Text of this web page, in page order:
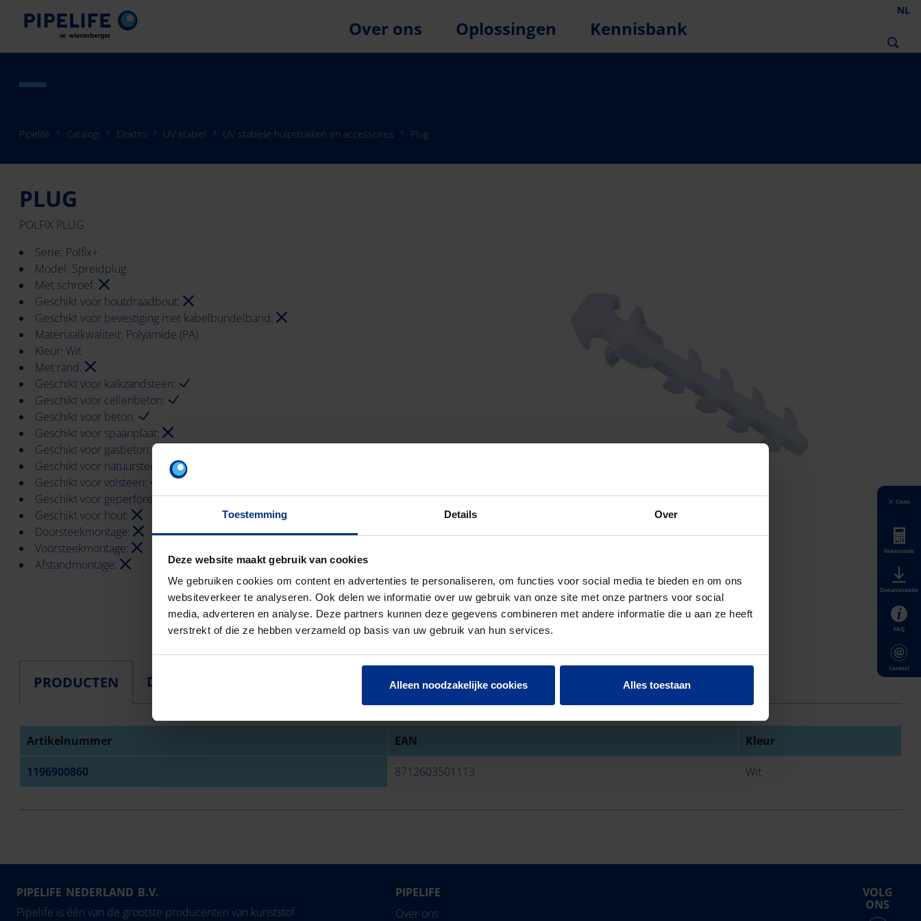
Toestemming Details Over
Deze website maakt gebruik van cookies
We gebruiken cookies om content en advertenties te personaliseren, om functies voor social media te bieden en om ons
websiteverkeer te analyseren. Ook delen we informatie over uw gebruik van onze site met onze partners voor social
media, adverteren en analyse. Deze partners kunnen deze gegevens combineren met andere informatie die u aan ze heeft
verstrekt of die ze hebben verzameld op basis van uw gebruik van hun services.
Alleen noodzakelijke cookies Alles toestaan
Over ons Oplossingen Kennisbank
NL
Pipelife Catalogi Elektro UV stabiel UV stabiele hulpstukken en accessoires Plug
PLUG
POLFIX PLUG
Serie: Polfix+
Model: Spreidplug
Met schroef:
Geschikt voor houtdraadbout:
Geschikt voor bevestiging met kabelbundelband:
Materiaalkwaliteit: Polyamide (PA)
Kleur: Wit
Met rand:
Geschikt voor kalkzandsteen:
Geschikt voor cellenbeton:
Geschikt voor beton:
Geschikt voor spaanplaat:
Geschikt voor gasbeton:
Geschikt voor natuursteen:
Geschikt voor volsteen:
Geschikt voor geperforeerde steen:
Geschikt voor hout:
Doorsteekmontage:
Voorsteekmontage:
Afstandmontage:
PRODUCTEN DOWNLOADS
Artikelnummer EAN Kleur
1196900860 8712603501113 Wit
Close
Rekentools
Documentatie
FAQ
Contact
PIPELIFE NEDERLAND B.V.
Pipelife is één van de grootste producenten van kunststof
PIPELIFE
Over ons
VOLG
ONS